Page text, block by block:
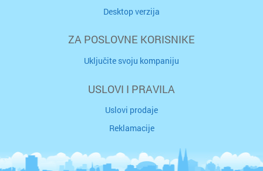
Desktop verzija
ZA POSLOVNE KORISNIKE
Uključite svoju kompaniju
USLOVI I PRAVILA
Uslovi prodaje
Reklamacije